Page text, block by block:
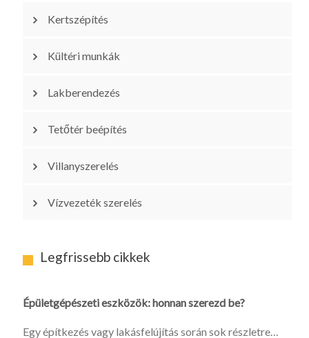
Kertszépítés
Kültéri munkák
Lakberendezés
Tetőtér beépítés
Villanyszerelés
Vízvezeték szerelés
Legfrissebb cikkek
Épületgépészeti eszközök: honnan szerezd be?
Egy építkezés vagy lakásfelújítás során sok részletre…